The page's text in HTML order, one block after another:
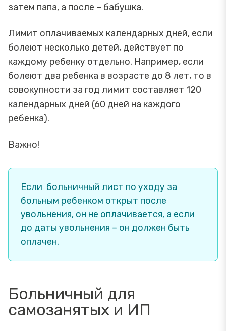
затем папа, а после – бабушка.
Лимит оплачиваемых календарных дней, если
болеют несколько детей, действует по
каждому ребенку отдельно. Например, если
болеют два ребенка в возрасте до 8 лет, то в
совокупности за год лимит составляет 120
календарных дней (60 дней на каждого
ребенка).
Важно!
Если больничный лист по уходу за
больным ребенком открыт после
увольнения, он не оплачивается, а если
до даты увольнения – он должен быть
оплачен.
Больничный для
самозанятых и ИП